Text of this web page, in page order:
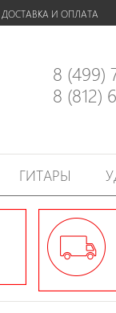
ДОСТАВКА И ОПЛАТА
8 (499)
8 (812)
ГИТАРЫ